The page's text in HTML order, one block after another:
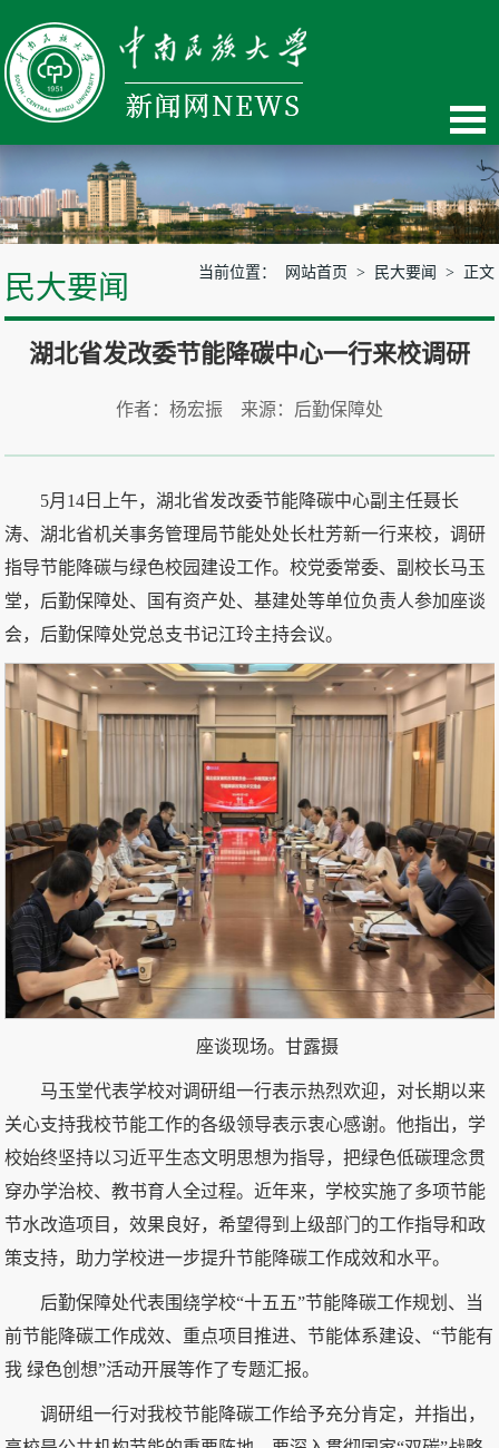
民大要闻 当前位置： 网站首页 > 民大要闻 > 正文
湖北省发改委节能降碳中心一行来校调研
作者：杨宏振 来源：后勤保障处
5月14日上午，湖北省发改委节能降碳中心副主任聂长
涛、湖北省机关事务管理局节能处处长杜芳新一行来校，调研
指导节能降碳与绿色校园建设工作。校党委常委、副校长马玉
堂，后勤保障处、国有资产处、基建处等单位负责人参加座谈
会，后勤保障处党总支书记江玲主持会议。
座谈现场。甘露摄
马玉堂代表学校对调研组一行表示热烈欢迎，对长期以来
关心支持我校节能工作的各级领导表示衷心感谢。他指出，学
校始终坚持以习近平生态文明思想为指导，把绿色低碳理念贯
穿办学治校、教书育人全过程。近年来，学校实施了多项节能
节水改造项目，效果良好，希望得到上级部门的工作指导和政
策支持，助力学校进一步提升节能降碳工作成效和水平。
后勤保障处代表围绕学校“十五五”节能降碳工作规划、当
前节能降碳工作成效、重点项目推进、节能体系建设、“节能有
我 绿色创想”活动开展等作了专题汇报。
调研组一行对我校节能降碳工作给予充分肯定，并指出，